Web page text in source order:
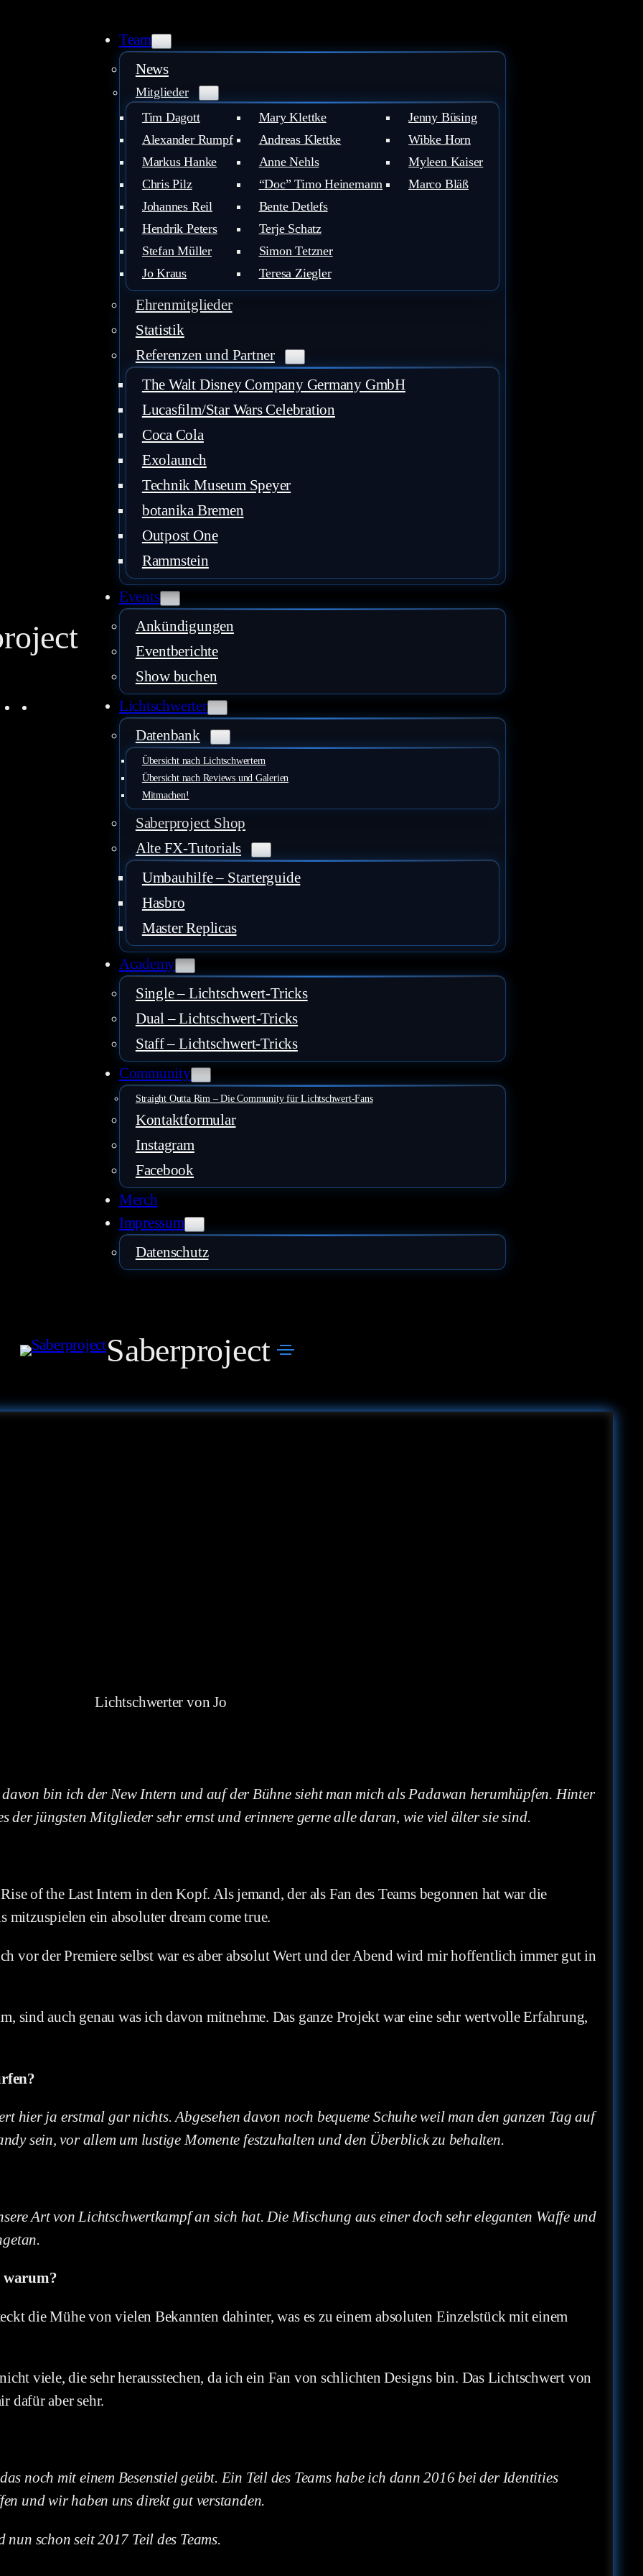
Instagram
Facebook
Team
News
Mitglieder
Tim Dagott
Alexander Rumpf
Markus Hanke
Chris Pilz
Johannes Reil
Hendrik Peters
Stefan Müller
Jo Kraus
Mary Klettke
Andreas Klettke
Anne Nehls
“Doc” Timo Heinemann
Bente Detlefs
Terje Schatz
Simon Tetzner
Teresa Ziegler
Jenny Büsing
Wibke Horn
Myleen Kaiser
Marco Bläß
Ehrenmitglieder
Statistik
Referenzen und Partner
The Walt Disney Company Germany GmbH
Lucasfilm/Star Wars Celebration
Coca Cola
Exolaunch
Technik Museum Speyer
botanika Bremen
Outpost One
Rammstein
Events
Ankündigungen
Eventberichte
Show buchen
Lichtschwerter
Datenbank
Übersicht nach Lichtschwertern
Übersicht nach Reviews und Galerien
Mitmachen!
Saberproject Shop
Alte FX-Tutorials
Umbauhilfe – Starterguide
Hasbro
Master Replicas
Academy
Single – Lichtschwert-Tricks
Dual – Lichtschwert-Tricks
Staff – Lichtschwert-Tricks
Community
Straight Outta Rim – Die Community für Lichtschwert-Fans
Kontaktformular
Instagram
Facebook
Merch
Impressum
Datenschutz
Saberproject
Lichtschwerter von Jo
bin ich der New Intern und auf der Bühne sieht man mich als Padawan herumhüpfen. Hinter
der jüngsten Mitglieder sehr ernst und erinnere gerne alle daran, wie viel älter sie sind.
of the Last Intern in den Kopf. Als jemand, der als Fan des Teams begonnen hat war die
ein absoluter dream come true.
vor der Premiere selbst war es aber absolut Wert und der Abend wird mir hoffentlich immer gut in
sind auch genau was ich davon mitnehme. Das ganze Projekt war eine sehr wertvolle Erfahrung,
hier ja erstmal gar nichts. Abgesehen davon noch bequeme Schuhe weil man den ganzen Tag auf
sein, vor allem um lustige Momente festzuhalten und den Überblick zu behalten.
Art von Lichtschwertkampf an sich hat. Die Mischung aus einer doch sehr eleganten Waffe und
warum?
die Mühe von vielen Bekannten dahinter, was es zu einem absoluten Einzelstück mit einem
viele, die sehr herausstechen, da ich ein Fan von schlichten Designs bin. Das Lichtschwert von
dafür aber sehr.
noch mit einem Besenstiel geübt. Ein Teil des Teams habe ich dann 2016 bei der Identities
und wir haben uns direkt gut verstanden.
schon seit 2017 Teil des Teams.